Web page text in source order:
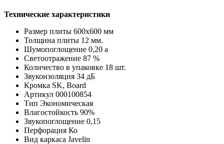
Технические характеристики
Размер плиты 600х600 мм
Толщина плиты 12 мм.
Шумопоглощение 0,20 а
Светоотражение 87 %
Количество в упаковке 18 шт.
Звукоизоляция 34 дБ
Кромка SK, Board
Артикул 000100854
Тип Экономическая
Влагостойкость 90%
Звукопоглощение 0,15
Перфорация Ко
Вид каркаса Javelin